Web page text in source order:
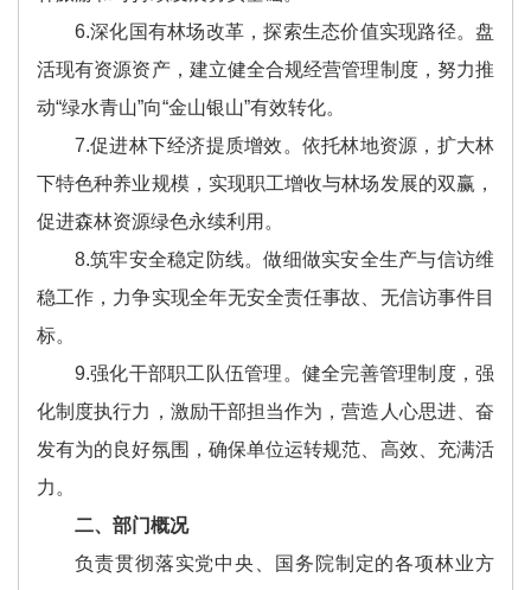
6.深化国有林场改革，探索生态价值实现路径。盘
活现有资源资产，建立健全合规经营管理制度，努力推
动“绿水青山”向“金山银山”有效转化。
7.促进林下经济提质增效。依托林地资源，扩大林
下特色种养业规模，实现职工增收与林场发展的双赢，
促进森林资源绿色永续利用。
8.筑牢安全稳定防线。做细做实安全生产与信访维
稳工作，力争实现全年无安全责任事故、无信访事件目
标。
9.强化干部职工队伍管理。健全完善管理制度，强
化制度执行力，激励干部担当作为，营造人心思进、奋
发有为的良好氛围，确保单位运转规范、高效、充满活
力。
二、部门概况
负责贯彻落实党中央、国务院制定的各项林业方